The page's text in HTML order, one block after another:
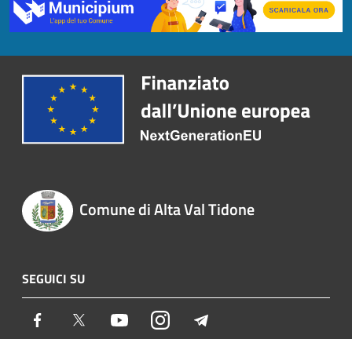
Comune di Alta Val Tidone
SEGUICI SU
Facebook Twitter YoutubeInstagram